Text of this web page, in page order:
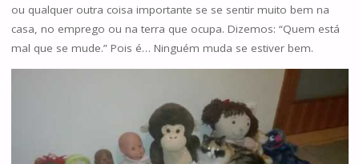
ou qualquer outra coisa importante se se sentir muito bem na
casa, no emprego ou na terra que ocupa. Dizemos: “Quem está
mal que se mude.” Pois é… Ninguém muda se estiver bem.